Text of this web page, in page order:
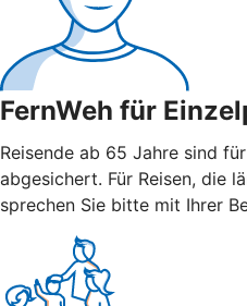
FernWeh für
Reisende ab 65 Jahre sind
abgesichert. Für Reisen, die
sprechen Sie bitte mit Ihrer